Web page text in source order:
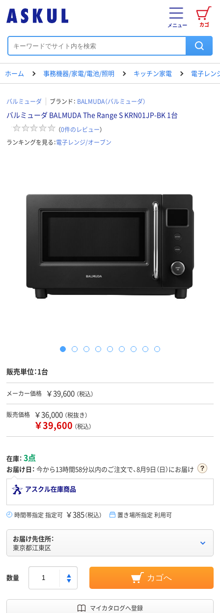
カゴ
メニュー
ホーム 事務機器/家電/電池/照明 キッチン家電 電子レン
バルミューダ ブランド： BALMUDA（バルミューダ）
バルミューダ BALMUDA The Range S KRN01JP-BK 1台
（0件のレビュー）
ランキングを見る：電子レンジ/オーブン
販売単位：1台
メーカー価格 ￥39,600 （税込）
販売価格 ￥36,000 （税抜き）
￥39,600 （税込）
在庫： 3点
お届け日： 今から13時間58分以内のご注文で、8月9日（日）にお届け
アスクル在庫商品
時間帯指定 指定可 ￥385（税込） 置き場所指定 利用可
お届け先住所：
東京都江東区
数量 カゴへ
マイカタログへ登録